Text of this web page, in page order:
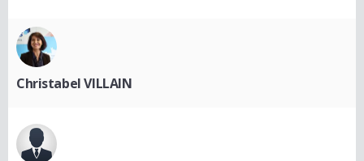
Christabel VILLAIN